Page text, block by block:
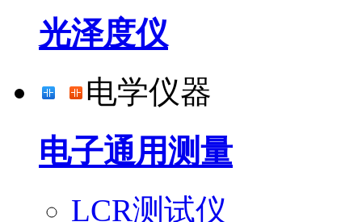
光泽度仪
电学仪器
电子通用测量
LCR测试仪